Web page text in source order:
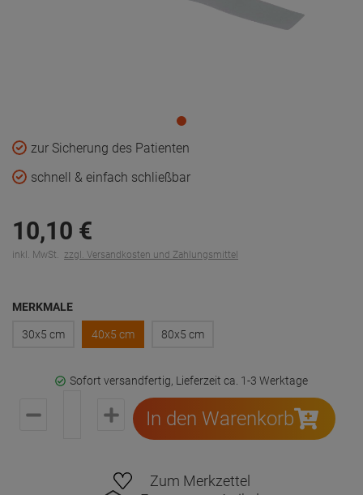
zur Sicherung des Patienten
schnell & einfach schließbar
10,10 €
inkl. MwSt. zzgl. Versandkosten und Zahlungsmittel
MERKMALE
30x5 cm 40x5 cm 80x5 cm
Sofort versandfertig, Lieferzeit ca. 1-3 Werktage
In den Warenkorb
Zum Merkzettel